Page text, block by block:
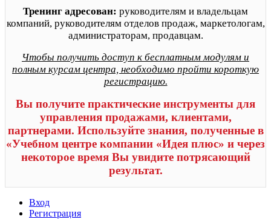
Тренинг адресован: руководителям и владельцам
компаний, руководителям отделов продаж, маркетологам,
администраторам, продавцам.
Чтобы получить доступ к бесплатным модулям и
полным курсам центра, необходимо пройти короткую
регистрацию.
Вы получите практические инструменты для
управления продажами, клиентами,
партнерами. Используйте знания, полученные в
«Учебном центре компании «Идея плюс» и через
некоторое время Вы увидите потрясающий
результат.
Вход
Регистрация